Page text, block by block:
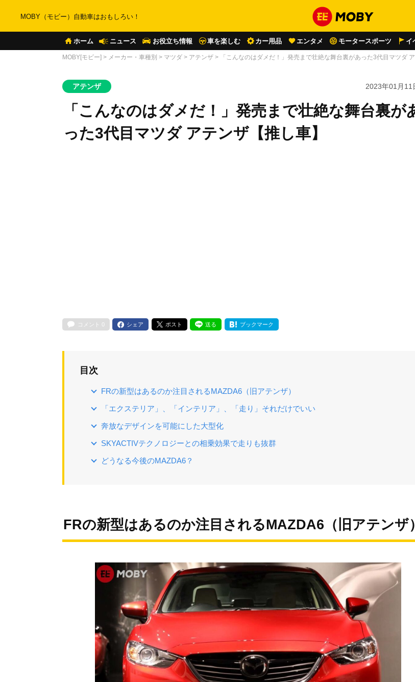
MOBY（モビー）自動車はおもしろい！
ホーム ニュース お役立ち情報 車を楽しむ カー用品 エンタメ モータースポーツ イ
MOBY[モビー] > メーカー・車種別 > マツダ > アテンザ > 「こんなのはダメだ！」発売まで壮絶な舞台裏があった3代目マツダ ア
アテンザ 2023年01月11
「こんなのはダメだ！」発売まで壮絶な舞台裏が
った3代目マツダ アテンザ【推し車】
コメント 0 シェア ポスト 送る ブックマーク
目次
FRの新型はあるのか注目されるMAZDA6（旧アテンザ）
「エクステリア」、「インテリア」、「走り」それだけでいい
奔放なデザインを可能にした大型化
SKYACTIVテクノロジーとの相乗効果で走りも抜群
どうなる今後のMAZDA6？
FRの新型はあるのか注目されるMAZDA6（旧アテンザ）